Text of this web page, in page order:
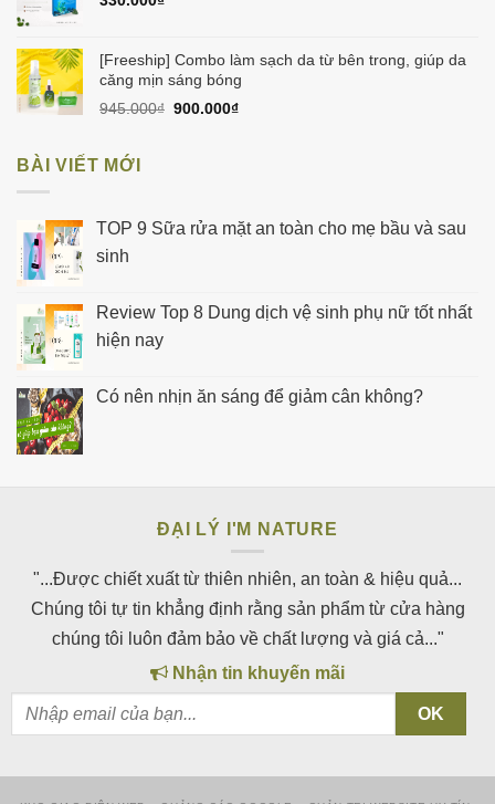
[Freeship] Combo làm sạch da từ bên trong, giúp da
căng mịn sáng bóng
945.000₫ Giá
900.000₫Giá
BÀI VIẾT MỚI
TOP 9 Sữa rửa mặt an toàn cho mẹ bầu và sau
sinh
Review Top 8 Dung dịch vệ sinh phụ nữ tốt nhất
hiện nay
Có nên nhịn ăn sáng để giảm cân không?
ĐẠI LÝ I'M NATURE
"...Được chiết xuất từ thiên nhiên, an toàn & hiệu quả...
Chúng tôi tự tin khẳng định rằng sản phẩm từ cửa hàng
chúng tôi luôn đảm bảo về chất lượng và giá cả..."
Nhận tin khuyến mãi